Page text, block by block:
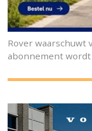
Rover waarschuwt
abonnement